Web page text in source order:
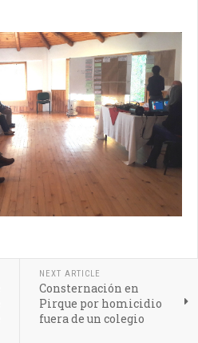
NEXT ARTICLE
Consternación en
Pirque por homicidio
fuera de un colegio